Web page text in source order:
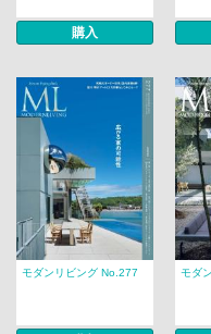
購入
モダンリビング No.277 モダ